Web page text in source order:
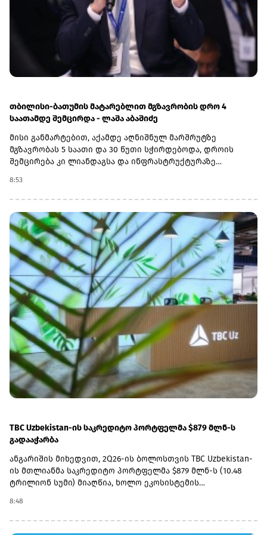
ინტერნეტბანკის საშუალებით გაანაღდონ.გზავნილის
კამპანიის შესახებ ყველა საჭირო ინფორმაციას გაეცანით
ამ ბმულზე.(R)
თბილისი-ბათუმის მატარებლით მგზავრობის დრო 4
საათამდე შემცირდა - ლაშა აბაშიძე
მისი განმარტებით, აქამდე აღნიშნულ მარშრუტზე
მგზავრობას 5 საათი და 30 წუთი სჭირდებოდა, დროის
შემცირება კი ლიანდაგსა და ინფრასტრუქტურაზე
ბოლო პერიოდის განმავლობაში, ლიანდაგსა და
ინფრასტრუქტურაზე მნიშვნელოვანი კაპიტალური
სამუშაოები ჩავატარეთ, რომელმაც საშუალება მოგვცა,
გარკვეულ მონაკვეთებზე სიჩქარეები გაგვეზარდა,
მოგვეხსნა შეზღუდვები და თბილისიდან ბათუმში
უსაფრთხოდ, 4 საათში ვიმგზავროთ“, - აღნიშნა ლაშა
აბაშიძემ.„საქართველოს რკინიგზის“ ხელმძღვანელის
თქმით, პარალელურად აქტიურად მიმდინარეობს
სადგურების ინფრასტრუქტურის განახლებაც. კომპანიის
მიზანია, სრულად მოაწესრიგოს როგორც მაგისტრალური,
ისე საგარეუბნო სადგურები.„ფაქტობრივად უკვე
მიმდინარეობს 5-7 სადგურის რეაბილიტაცია, წელს კიდევ 5
სადგურის დამატებას ვგეგმავთ, ხოლო მომავალ წელს
სადგურების რეაბილიტაციის პროცესი სრულად უნდა
დავასრულოთ“, - განაცხადა აბაშიძემ.
8:53
TBC Uzbekistan-ის საკრედიტო პორტფელმა $879 მლნ-ს
გადააჭარბა
ანგარიშის მიხედვით, 2Q26-ის ბოლოსთვის TBC Uzbekistan-
ის მთლიანმა საკრედიტო პორტფელმა $879 მლნ-ს (10.48
ტრილიონ სუმი) მიაღწია, ხოლო ეკოსისტემის
საგადახდო ოპერაციების მოცულობა 2Q26-ში წლიურად
45%-ით გაიზარდა და $3.25 მლრდ-ს (38.8 ტრილიონ სუმი)
8:48